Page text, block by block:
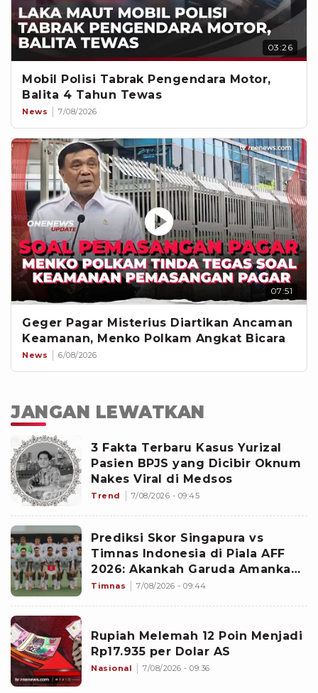
03:26
Mobil Polisi Tabrak Pengendara Motor,
Balita 4 Tahun Tewas
News 7/08/2026
07:51
Geger Pagar Misterius Diartikan Ancaman
Keamanan, Menko Polkam Angkat Bicara
News 6/08/2026
JANGAN LEWATKAN
3 Fakta Terbaru Kasus Yurizal
Pasien BPJS yang Dicibir Oknum
Nakes Viral di Medsos
Trend 7/08/2026 - 09:45
Prediksi Skor Singapura vs
Timnas Indonesia di Piala AFF
2026: Akankah Garuda Amankan
Tiket Semifinal?
Timnas 7/08/2026 - 09:44
Rupiah Melemah 12 Poin Menjadi
Rp17.935 per Dolar AS
Nasional 7/08/2026 - 09:36